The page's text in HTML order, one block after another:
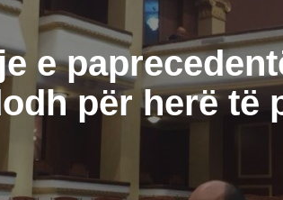
e
për herë të